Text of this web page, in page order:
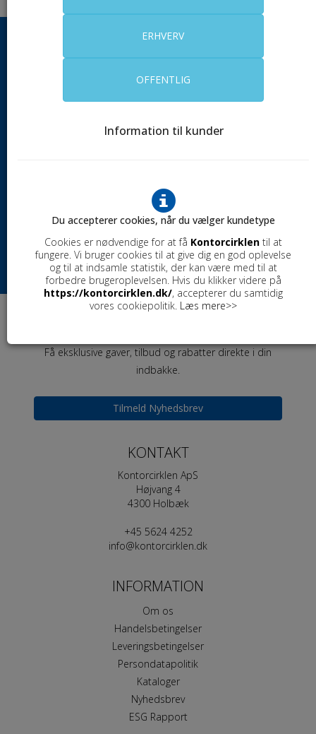
Dobbelt borde for kontormiljøer Bench
FRI FRAGT
v/køb over 799,- eksl. moms med
Kundeservice er åben alle hverdage.
Vi besvarer din mail indenfor en hverdag.
ÅBNINGSTIDER BUTIK
Man - tors
8:00 - 15:00
Lukket
Få eksklusive gaver, tilbud og rabatter direkte i din
indbakke.
Tilmeld Nyhedsbrev
KONTAKT
Kontorcirklen ApS
Højvang 4
4300 Holbæk
+45 5624 4252
info@kontorcirklen.dk
INFORMATION
Om os
Handelsbetingelser
Leveringsbetingelser
Persondatapolitik
Kataloger
Nyhedsbrev
ESG Rapport
ERHVERV
OFFENTLIG
Information til kunder
Du accepterer cookies, når du vælger kundetype
Cookies er nødvendige for at få Kontorcirklen til at
fungere. Vi bruger cookies til at give dig en god oplevelse
og til at indsamle statistik, der kan være med til at
forbedre brugeroplevelsen. Hvis du klikker videre på
https://kontorcirklen.dk/, accepterer du samtidig
vores cookiepolitik. Læs mere>>